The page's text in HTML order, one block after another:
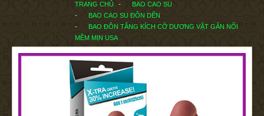
TRANG CHỦ
BAO CAO SU
BAO CAO SU ĐÔN DÊN
BAO ĐÔN TĂNG KÍCH CỠ DƯƠNG VẬT GÂN NỔI
MỀM MỊN USA